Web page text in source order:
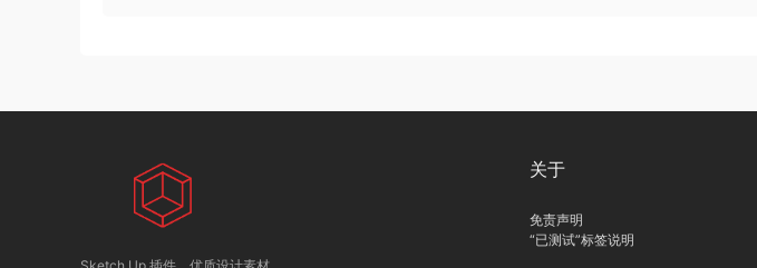
关于
免责声明
“已测试”标签说明